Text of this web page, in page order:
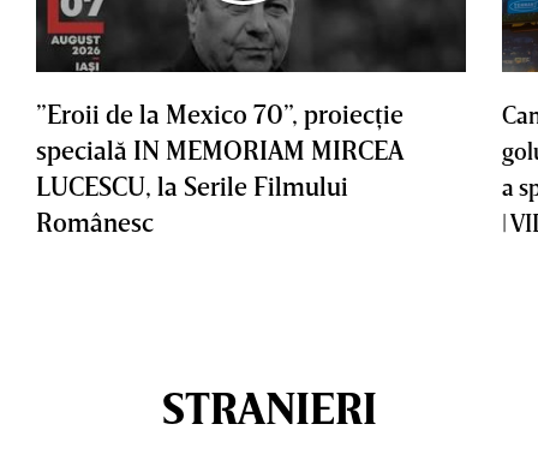
”Eroii de la Mexico 70”, proiecţie
specială IN MEMORIAM MIRCEA
LUCESCU, la Serile Filmului
Românesc
a
|
STRANIERI